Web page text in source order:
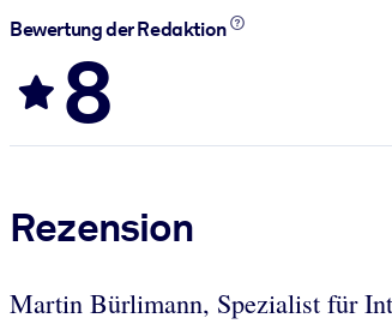
Bewertung der Redaktion
8
Rezension
Martin Bürlimann, Spezialist für